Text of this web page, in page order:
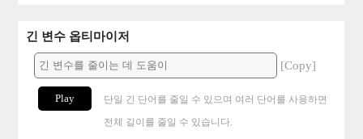
긴 변수 옵티마이저
[Copy]
Play
단일 긴 단어를 줄일 수 있으며 여러 단어를 사용하면
전체 길이를 줄일 수 있습니다.